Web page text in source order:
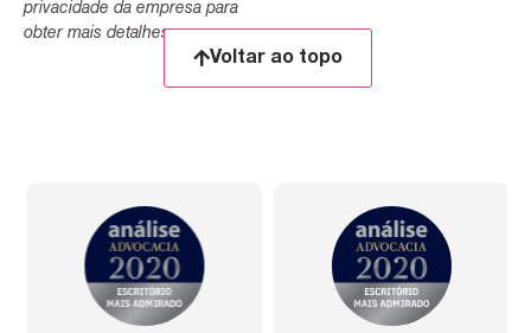
privacidade da empresa para
obter mais detalhes.
Voltar ao topo